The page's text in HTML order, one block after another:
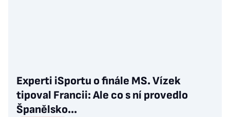
Experti iSportu o finále MS. Vízek
tipoval Francii: Ale co s ní provedlo
Španělsko...